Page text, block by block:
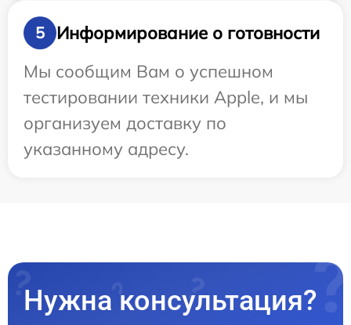
5
Информирование о готовности
Мы сообщим Вам о успешном
тестировании техники Apple, и мы
организуем доставку по
указанному адресу.
Нужна консультация?